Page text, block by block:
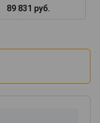
89 831 руб.